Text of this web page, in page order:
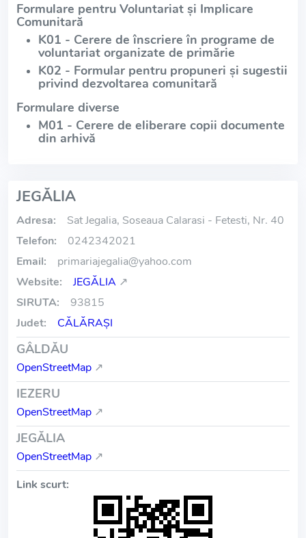
Formulare pentru Voluntariat și Implicare
Comunitară
K01 - Cerere de înscriere în programe de
voluntariat organizate de primărie
K02 - Formular pentru propuneri și sugestii
privind dezvoltarea comunitară
Formulare diverse
M01 - Cerere de eliberare copii documente
din arhivă
JEGĂLIA
Adresa:
Sat Jegalia, Soseaua Calarasi - Fetesti, Nr. 40
Telefon:
0242342021
Email:
primariajegalia@yahoo.com
Website:
JEGĂLIA ↗
SIRUTA:
93815
Judet:
CĂLĂRAŞI
GÂLDĂU
OpenStreetMap ↗
IEZERU
OpenStreetMap ↗
JEGĂLIA
OpenStreetMap ↗
Link scurt: